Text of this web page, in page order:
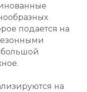
подается на
на